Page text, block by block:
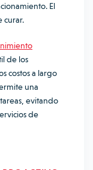
El
curar.
de los
costos a largo
una
evitando
de